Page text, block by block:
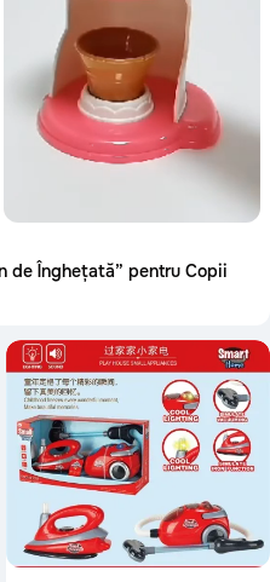
de Înghețată” pentru Copii